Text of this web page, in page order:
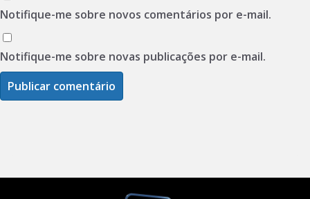
Notifique-me sobre novos comentários por e-mail.
Notifique-me sobre novas publicações por e-mail.